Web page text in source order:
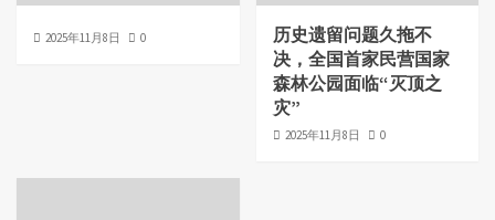
2025年11月8日 0
历史遗留问题久拖不
决，全国首家民营国家
森林公园面临“灭顶之
灾”
2025年11月8日 0